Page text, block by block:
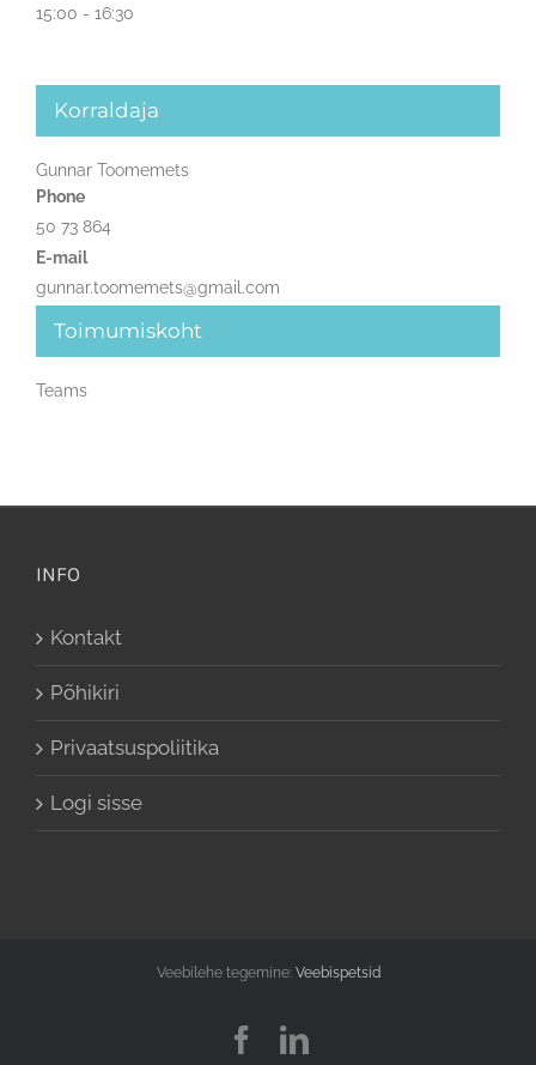
15:00 - 16:30
Toimumiskoht
Teams
Korraldaja
Gunnar Toomemets
Phone
50 73 864
E-mail
gunnar.toomemets@gmail.com
INFO
Kontakt
Põhikiri
Privaatsuspoliitika
Logi sisse
Veebilehe tegemine: Veebispetsid
Facebook
LinkedIn